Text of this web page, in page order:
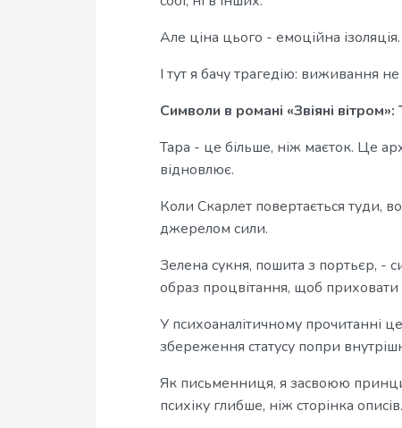
Але ціна цього - емоційна ізоляція.
І тут я бачу трагедію: виживання не
Символи в романі «Звіяні
Тара - це більше, ніж маєток. Це
відновлює.
Коли Скарлет повертається туди,
джерелом сили.
Зелена сукня, пошита з портьєр, -
образ процвітання, щоб
У психоаналітичному прочитанні
збереження статусу попри
Як письменниця, я засвоюю
психіку глибше, ніж сторінка описів.